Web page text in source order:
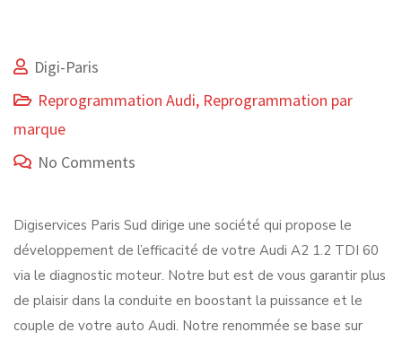
Digi-Paris
Reprogrammation Audi, Reprogrammation par
marque
No Comments
Digiservices Paris Sud dirige une société qui propose le
développement de l’efficacité de votre Audi A2 1.2 TDI 60
via le diagnostic moteur. Notre but est de vous garantir plus
de plaisir dans la conduite en boostant la puissance et le
couple de votre auto Audi. Notre renommée se base sur